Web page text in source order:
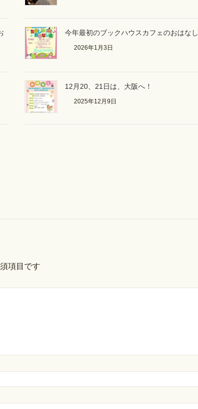
今年最初のブックハウスカフェのおはな
2026年1月3日
12月20、21日は、大阪へ！
2025年12月9日
項目です